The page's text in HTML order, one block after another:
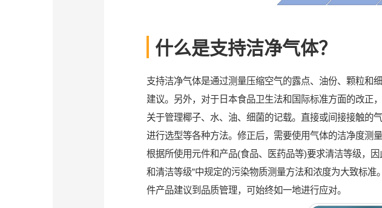
什么是支持洁净气体？
支持洁净气体是通过测量压缩空气的露点、油份、颗粒和
建议。另外，对于日本食品卫生法和国际标准方面的改正
关于管理椰子、水、油、细菌的记载。直接或间接接触的
进行选型等各种方法。修正后，需要使用气体的洁净度测
根据所使用元件和产品(食品、医药品等)要求清洁等级，
和清洁等级”中规定的污染物质测量方法和浓度为大致标
件产品建议到品质管理，可始终如一地进行应对。